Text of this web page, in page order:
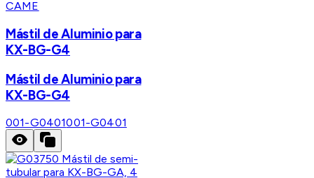
CAME
Mástil de Aluminio para
KX-BG-G4
Mástil de Aluminio para
KX-BG-G4
001-G0401001-G0401